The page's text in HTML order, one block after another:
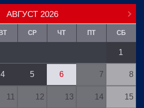
АВГУСТ 2026
ВТ СР ЧТ ПТ СБ
1
4 5 6 7 8
11 12 13 14 15